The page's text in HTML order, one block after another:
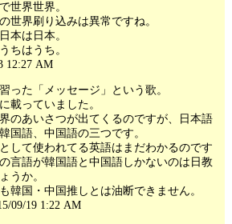
世界世界。
世界刷り込みは異常ですね。
本は日本。
ちはうち。
12:27 AM
った「メッセージ」という歌。
載っていました。
のあいさつが出てくるのですが、日本語
国語、中国語の三つです。
して使われてる英語はまだわかるのです
言語が韓国語と中国語しかないのは日教
うか。
韓国・中国推しとは油断できません。
09/19 1:22 AM